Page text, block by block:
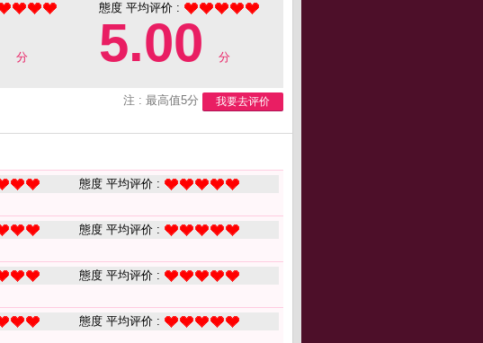
分
態度 平均评价 :
5.00 分
注 : 最高值5分 我要去评价
態度 平均评价 :
態度 平均评价 :
態度 平均评价 :
態度 平均评价 :